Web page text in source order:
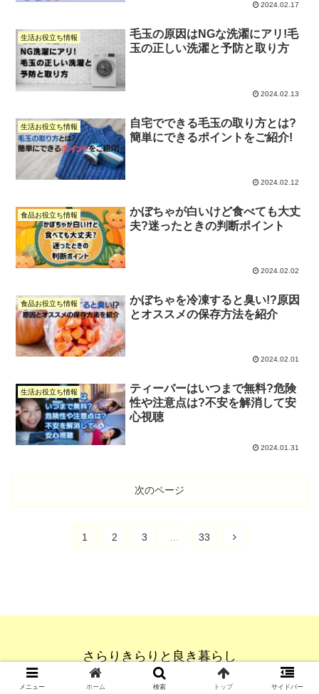
2024.02.17
生活お役立ち情報
毛玉の原因はNGな洗濯にアリ!毛
玉の正しい洗濯と予防と取り方
2024.02.13
生活お役立ち情報
自宅でできる毛玉の取り方とは?
簡単にできるポイントをご紹介!
2024.02.12
食品お役立ち情報
かぼちゃが白いけど食べても大丈
夫?迷ったときの判断ポイント
2024.02.02
食品お役立ち情報
かぼちゃを冷凍すると臭い!?原因
とオススメの保存方法を紹介
2024.02.01
生活お役立ち情報
ティーバーはいつまで無料?危険
性や注意点は?不安を解消して安
心視聴
2024.01.31
次のページ
1 2 3 … 33 次
さらりきらりと良き暮らし
© 2021 さらりきらりと良き暮らし.
メニュー ホーム 検索 トップ サイドバー